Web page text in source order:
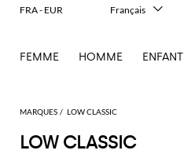
MARQUES LOW CLASSIC
LOW CLASSIC
FEMME HOMME ENFANT
FRA - EUR
Français
Deutsch
日本語
Русский